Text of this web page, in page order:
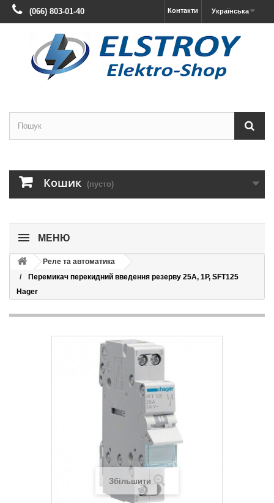
Українська
Контакти
(066) 803-01-40
Кошик (пусто)
МЕНЮ
Реле та автоматика
Перемикач перекидний введення резерву 25А, 1P, SFT125
Hager
Збільшити